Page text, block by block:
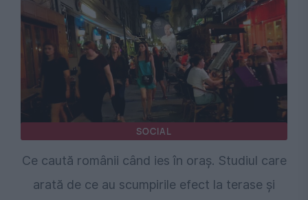
SOCIAL
Ce caută românii când ies în oraș. Studiul care
arată de ce au scumpirile efect la terase și